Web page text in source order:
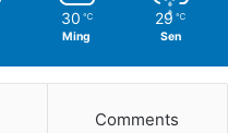
30 ℃
Ming
29 ℃
Sen
Comments